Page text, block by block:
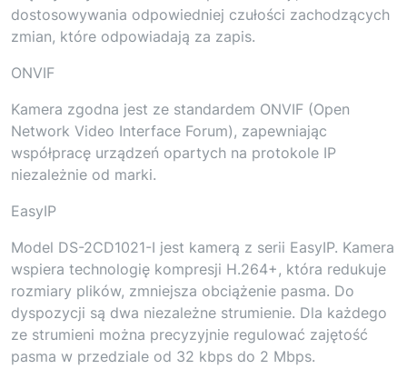
dostosowywania odpowiedniej czułości zachodzących
zmian, które odpowiadają za zapis.
ONVIF
Kamera zgodna jest ze standardem ONVIF (Open
Network Video Interface Forum), zapewniając
współpracę urządzeń opartych na protokole IP
niezależnie od marki.
EasyIP
Model DS-2CD1021-I jest kamerą z serii EasyIP. Kamera
wspiera technologię kompresji H.264+, która redukuje
rozmiary plików, zmniejsza obciążenie pasma. Do
dyspozycji są dwa niezależne strumienie. Dla każdego
ze strumieni można precyzyjnie regulować zajętość
pasma w przedziale od 32 kbps do 2 Mbps.